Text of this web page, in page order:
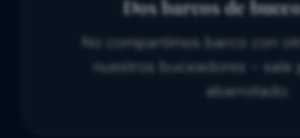
Dos barcos de
No compartimos barco con
nuestros buceadores - sale
abarrotado.